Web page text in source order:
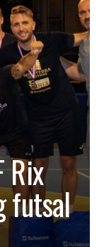
Rix
futsal